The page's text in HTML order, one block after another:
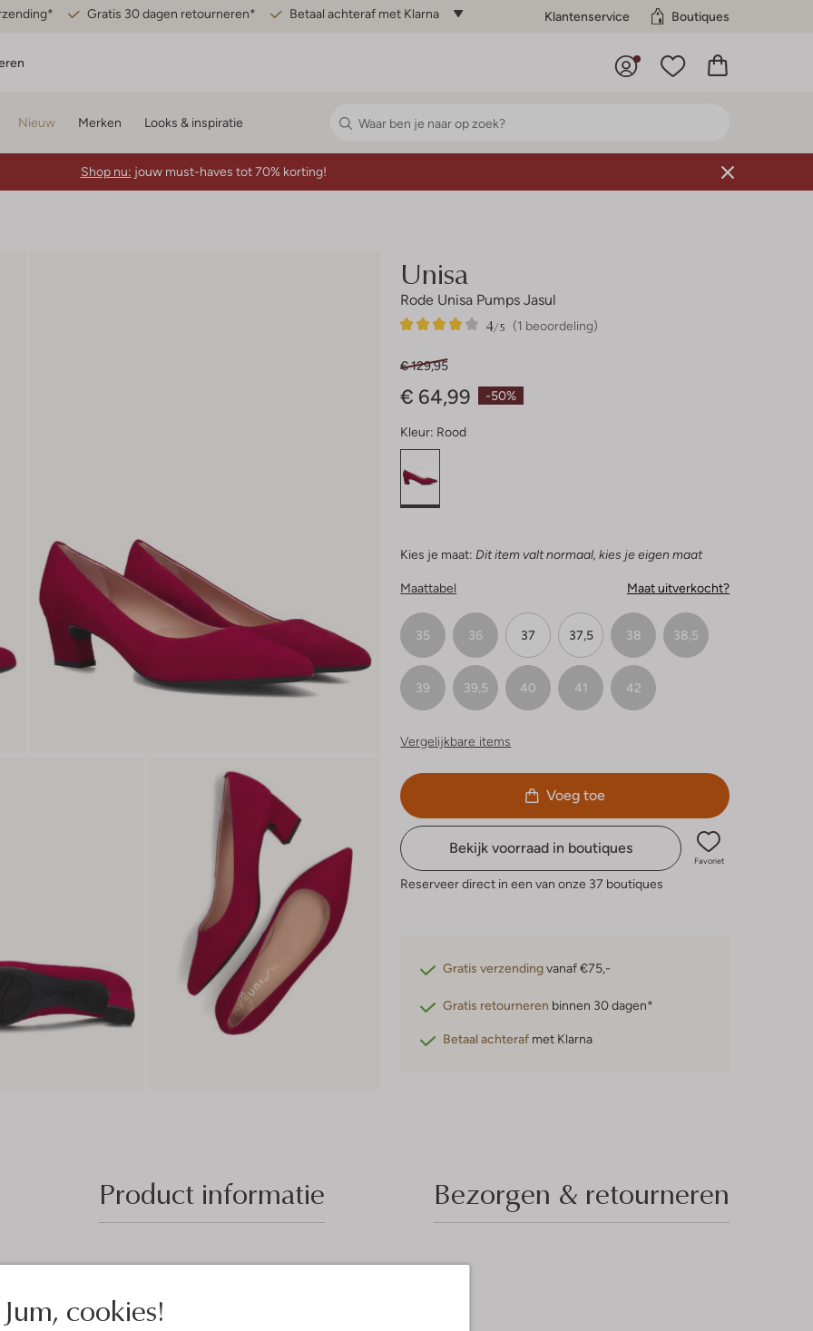
Gratis 30 dagen retourneren* Betaal achteraf met Klarna Klantenservice Boutiques
Jum, cookies!
Nieuw Merken Looks & inspiratie
Shop nu: jouw must-haves tot 70% korting!
Unisa
Rode Unisa Pumps Jasul
(1 beoordeling)
4/5
1
4
-50%
€ 129,95
€ 64,99
Kleur: Rood
Kies je maat: Dit item valt normaal, kies je eigen maat
Maattabel Maat uitverkocht?
35 36 37 37,5 38 38,5
39 39,5 40 41 42
Vergelijkbare items
Voeg toe
Bekijk voorraad in boutiques
Favoriet
Reserveer direct in een van onze 37 boutiques
Gratis verzendingvanaf €75,-
Gratis retourneren binnen 30 dagen*
Betaal achteraf met Klarna
Product informatie Bezorgen & retourneren